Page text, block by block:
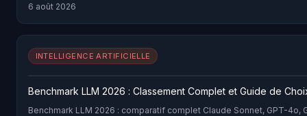
6 août 2026
INTELLIGENCE ARTIFICIELLE
Benchmark LLM 2026 : Classement Complet et Guide de
Benchmark LLM 2026 : comparatif complet Claude Sonnet, GPT-4o,